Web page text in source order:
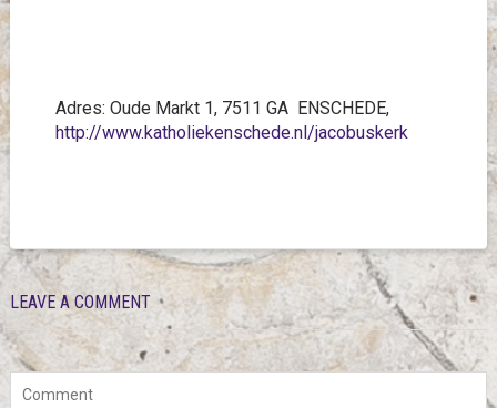
Adres: Oude Markt 1, 7511 GA ENSCHEDE,
http://www.katholiekenschede.nl/jacobuskerk
LEAVE A COMMENT